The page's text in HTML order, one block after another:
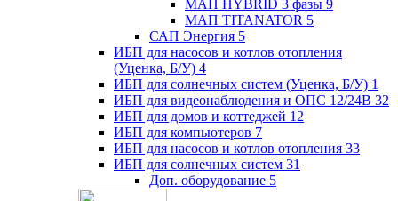
МАП HYBRID 3 фазы 9
МАП TITANATOR 5
САП Энергия 5
ИБП для насосов и котлов отопления
(Уценка, Б/У) 4
ИБП для солнечных систем (Уценка, Б/У) 1
ИБП для видеонаблюдения и ОПС 12/24В 32
ИБП для домов и коттеджей 12
ИБП для компьютеров 7
ИБП для насосов и котлов отопления 33
ИБП для солнечных систем 31
Доп. оборудование 5